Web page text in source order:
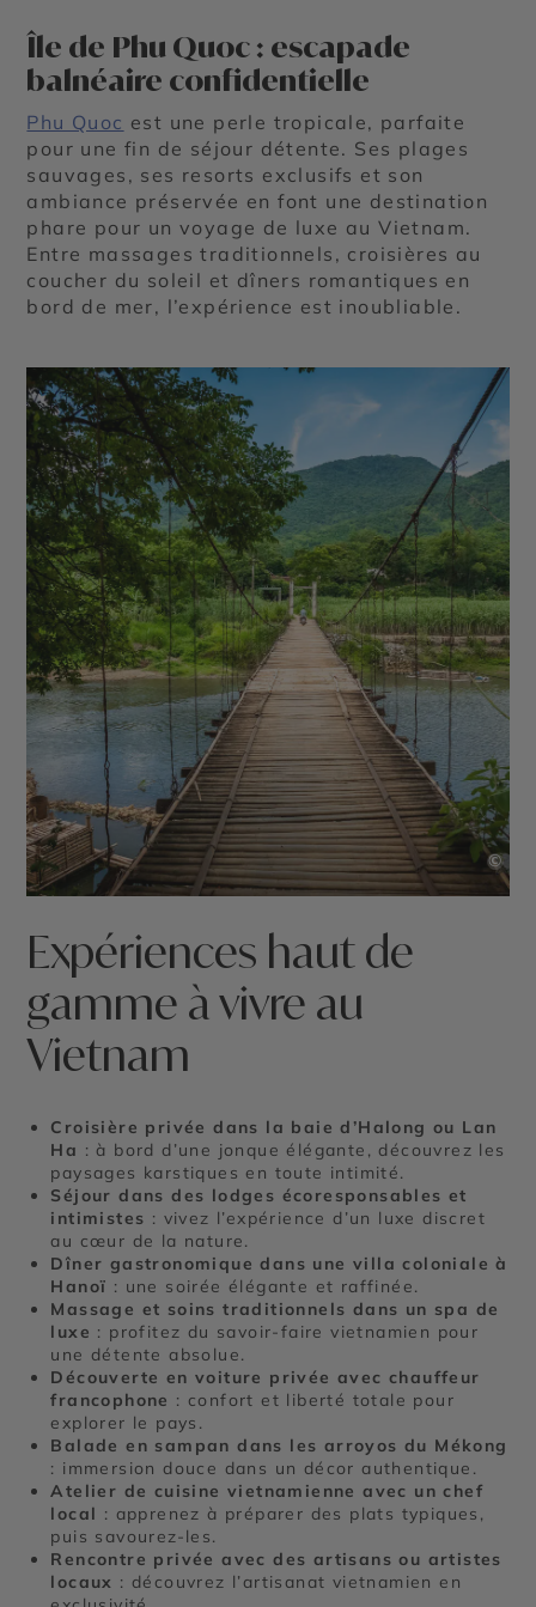
Île de Phu Quoc : escapade
balnéaire confidentielle
Phu Quoc est une perle tropicale, parfaite
pour une fin de séjour détente. Ses plages
sauvages, ses resorts exclusifs et son
ambiance préservée en font une destination
phare pour un voyage de luxe au Vietnam.
Entre massages traditionnels, croisières au
coucher du soleil et dîners romantiques en
bord de mer, l’expérience est inoubliable.
©
Expériences haut de
gamme à vivre au
Vietnam
Croisière privée dans la baie d’Halong ou Lan
Ha : à bord d’une jonque élégante, découvrez les
paysages karstiques en toute intimité.
Séjour dans des lodges écoresponsables et
intimistes : vivez l’expérience d’un luxe discret
au cœur de la nature.
Dîner gastronomique dans une villa coloniale à
Hanoï : une soirée élégante et raffinée.
Massage et soins traditionnels dans un spa de
luxe : profitez du savoir-faire vietnamien pour
une détente absolue.
Découverte en voiture privée avec chauffeur
francophone : confort et liberté totale pour
explorer le pays.
Balade en sampan dans les arroyos du Mékong
: immersion douce dans un décor authentique.
Atelier de cuisine vietnamienne avec un chef
local : apprenez à préparer des plats typiques,
puis savourez-les.
Rencontre privée avec des artisans ou artistes
locaux : découvrez l’artisanat vietnamien en